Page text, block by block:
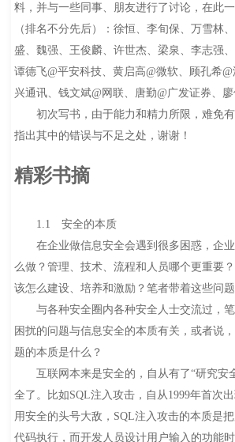
料，并与一些同事、朋友进行了讨论，在此
（排名不分先后）：徐恒、李旬保、万雪林
盛、魏强、王俊麟、许世杰、梁泉、李志强、
谭德飞@平安科技、黄启高@微软、顾孔希
兴通讯、钱文斌@网联、唐勤@广发证券、廖
初次写书，由于能力和精力所限，难免有
指出其中的错误与不足之处，谢谢！
精彩书摘
1.1 安全的本质
在企业做信息安全会遇到很多困惑，企业
么做？管理、技术、流程和人员哪个更重要
该怎么建设、培养和激励？笔者带着这些问题
与各种安全圈内各种安全人士交流过，笔
困扰的问题与信息安全的本质有关，或者说
题的本质是什么？
互联网本来是安全的，自从有了“研究安
全了。比如SQL注入攻击，自从1999年首次
用安全的头号大敌，SQL注入攻击的本质是
代码执行，而开发人员设计用户输入的功能